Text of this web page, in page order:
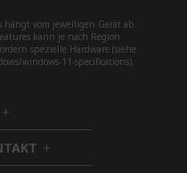
vom jeweiligen Gerät ab.
kann je nach Region
spezielle Hardware (siehe
windows-11-specifications).
h
i
d
d
h
i